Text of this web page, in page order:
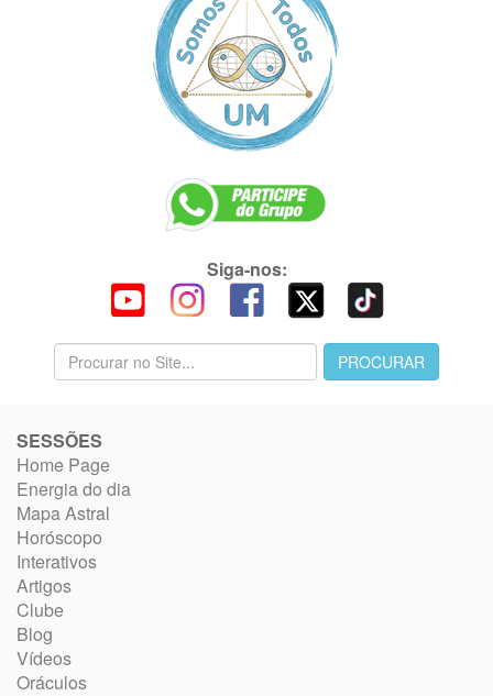
Siga-nos:
SESSÕES
Home Page
Energia do dia
Mapa Astral
Horóscopo
Interativos
Artigos
Clube
Blog
Vídeos
Oráculos